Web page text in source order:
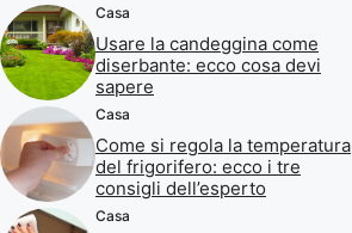
Casa
Usare la candeggina come
diserbante: ecco cosa devi
sapere
Casa
Come si regola la temperatura
del frigorifero: ecco i tre
consigli dell’esperto
Casa